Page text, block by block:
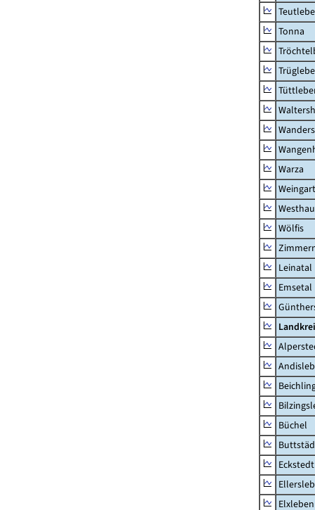
Tonna
Warza
Wölfis
Leinatal
Emsetal
Büchel
Eckstedt
Elxleben